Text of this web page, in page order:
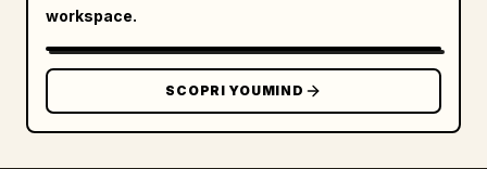
workspace.
SCOPRI YOUMIND